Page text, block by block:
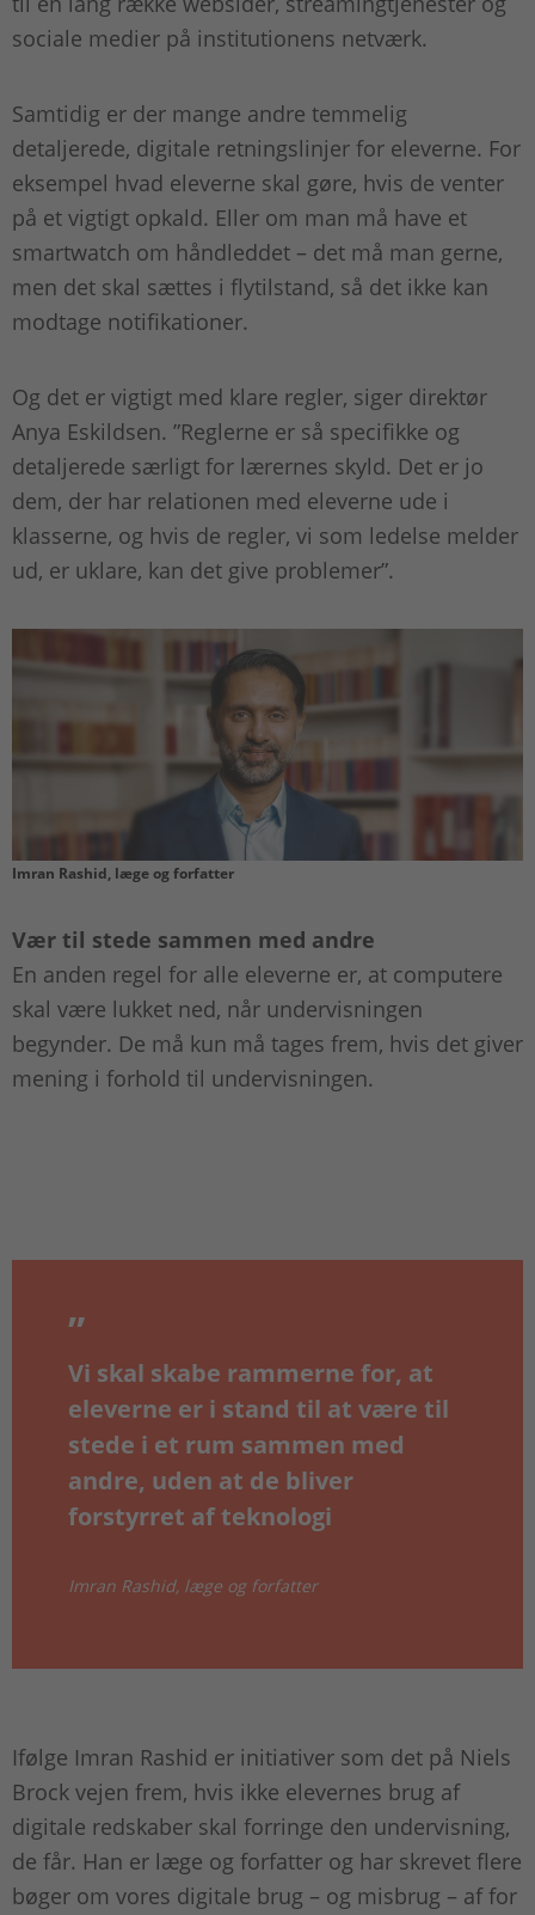
sociale medier på institutionens netværk.
Samtidig er der mange andre temmelig
detaljerede, digitale retningslinjer for eleverne. For
eksempel hvad eleverne skal gøre, hvis de venter
på et vigtigt opkald. Eller om man må have et
smartwatch om håndleddet – det må man gerne,
men det skal sættes i flytilstand, så det ikke kan
modtage notifikationer.
Og det er vigtigt med klare regler, siger direktør
Anya Eskildsen. ”Reglerne er så specifikke og
detaljerede særligt for lærernes skyld. Det er jo
dem, der har relationen med eleverne ude i
klasserne, og hvis de regler, vi som ledelse melder
ud, er uklare, kan det give problemer”.
Imran Rashid, læge og forfatter
Vær til stede sammen med andre
En anden regel for alle eleverne er, at computere
skal være lukket ned, når undervisningen
begynder. De må kun må tages frem, hvis det giver
mening i forhold til undervisningen.
Vi skal skabe rammerne for, at
eleverne er i stand til at være til
stede i et rum sammen med
andre, uden at de bliver
forstyrret af teknologi
Imran Rashid, læge og forfatter
Ifølge Imran Rashid er initiativer som det på Niels
Brock vejen frem, hvis ikke elevernes brug af
digitale redskaber skal forringe den undervisning,
de får. Han er læge og forfatter og har skrevet flere
bøger om vores digitale brug – og misbrug – af for